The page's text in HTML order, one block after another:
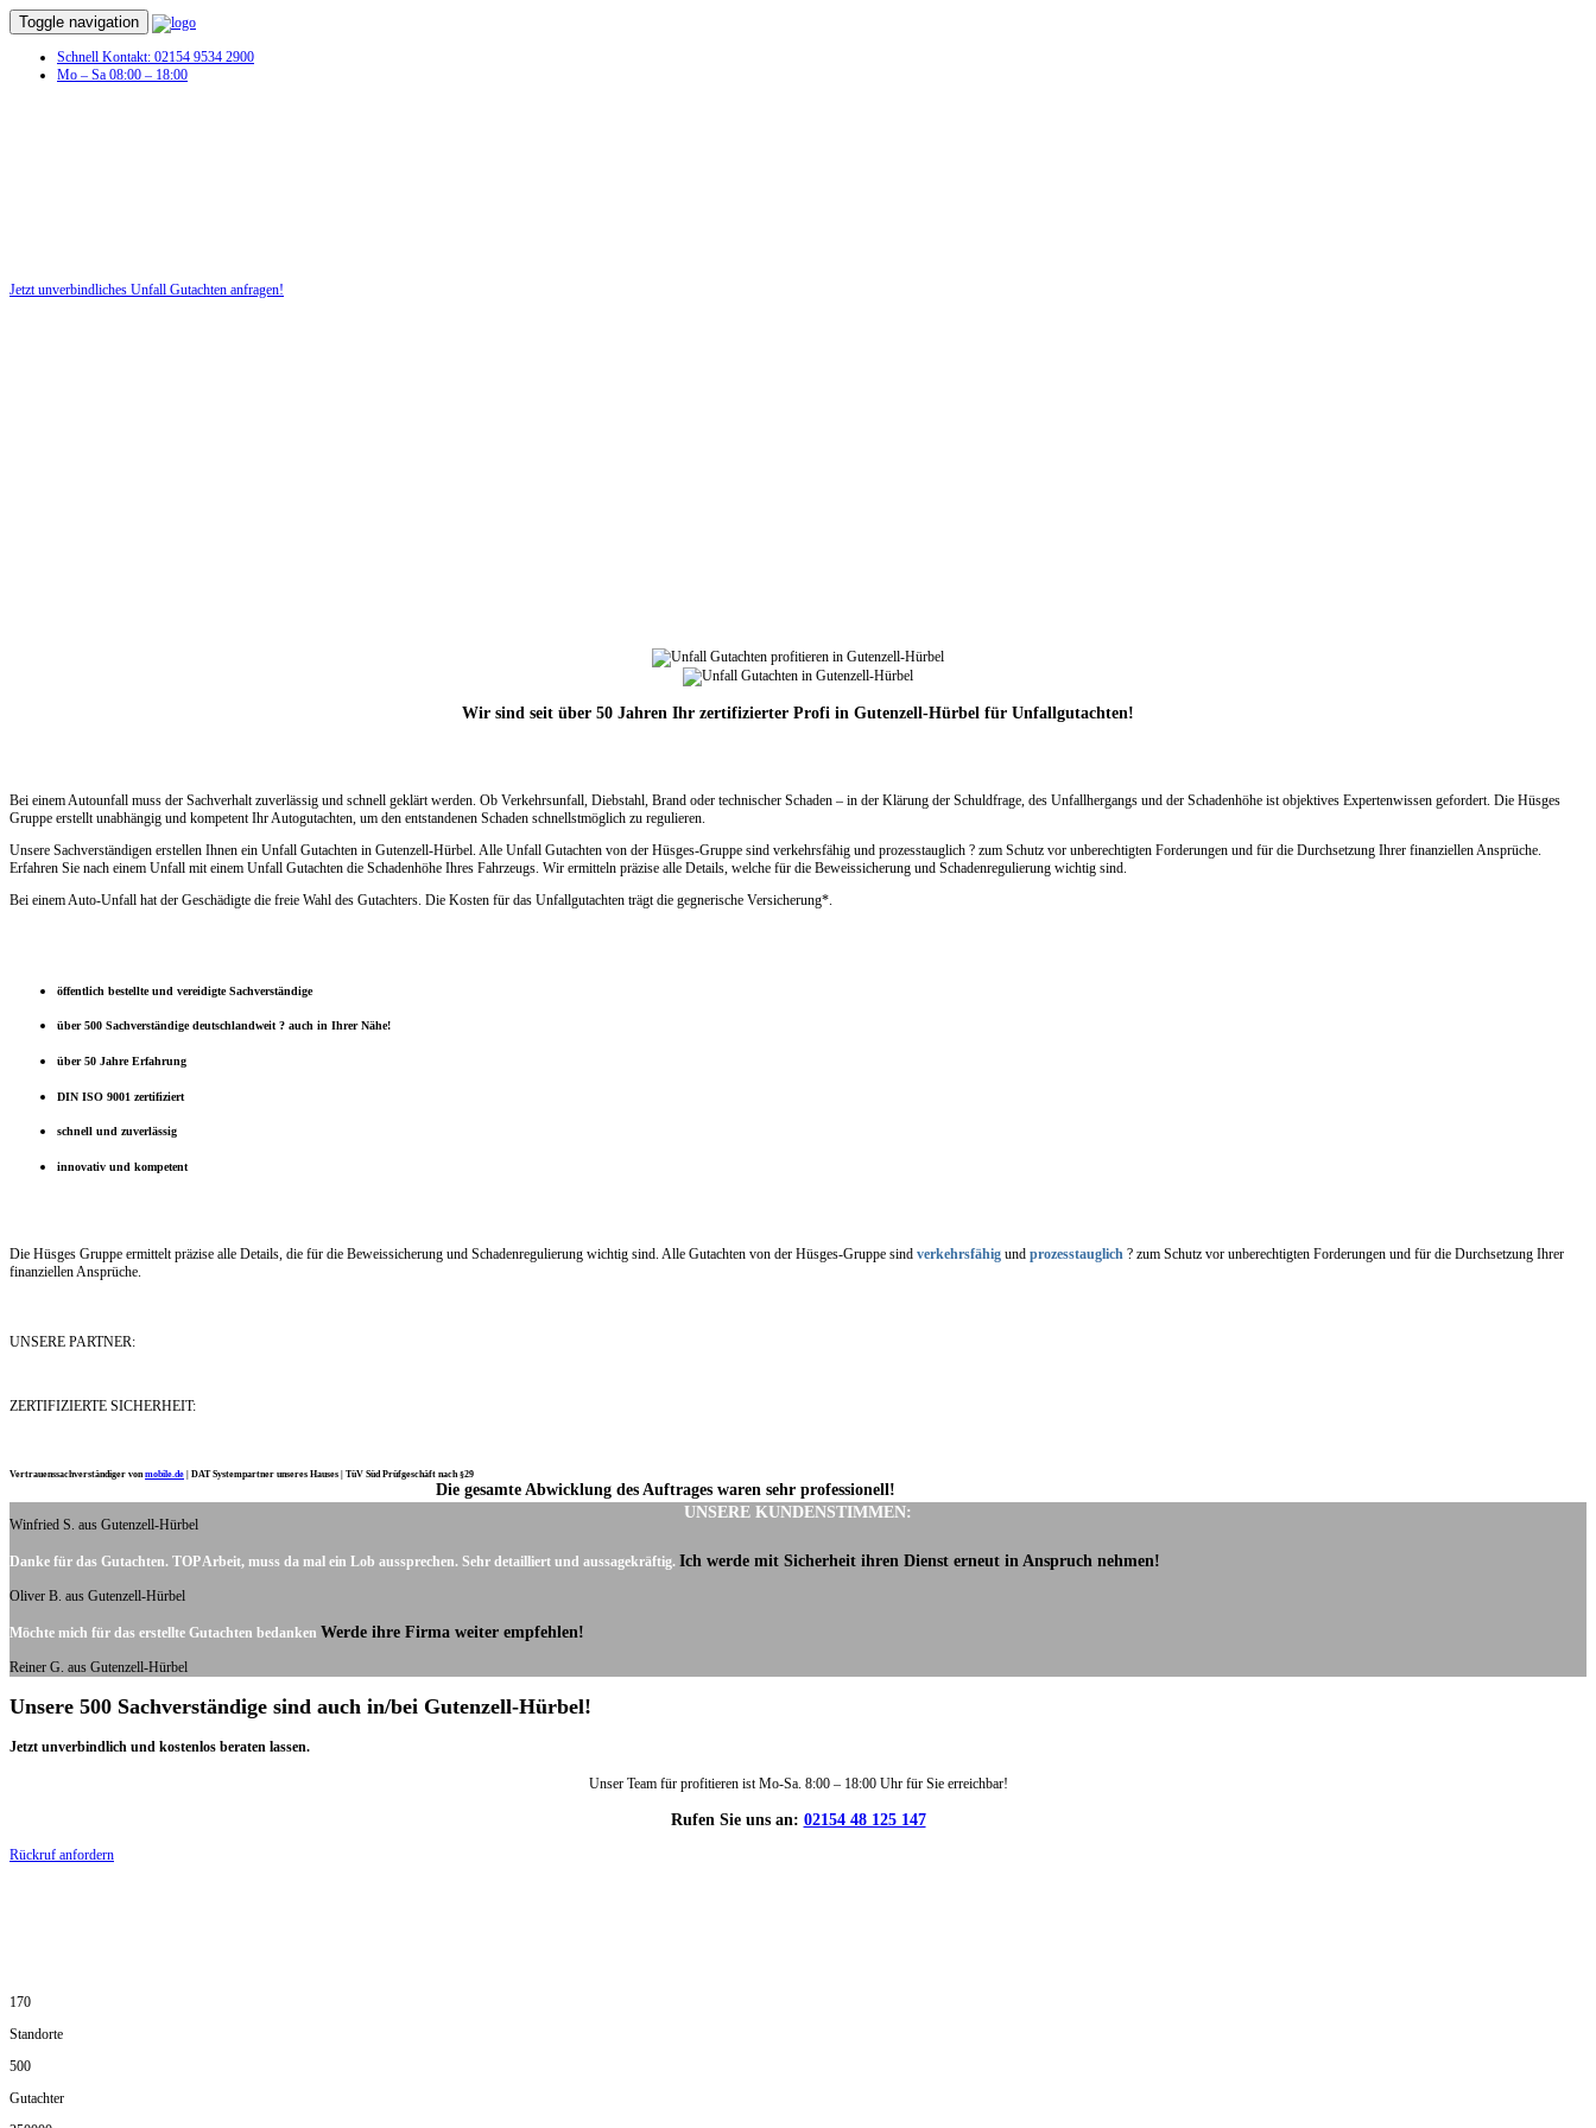
Toggle navigation
Schnell Kontakt: 02154 9534 2900
Mo – Sa 08:00 – 18:00
Jetzt unverbindliches Unfall Gutachten anfragen!
Wir sind seit über 50 Jahren Ihr zertifizierter Profi in Gutenzell-Hürbel für Unfallgutachten!
Bei einem Autounfall muss der Sachverhalt zuverlässig und schnell geklärt werden. Ob Verkehrsunfall, Diebstahl, Brand oder technischer Schaden – in der Klärung der Schuldfrage, des Unfallhergangs und der Schadenhöhe ist objektives Expertenwissen gefordert. Die Hüsges
Gruppe erstellt unabhängig und kompetent Ihr Autogutachten, um den entstandenen Schaden schnellstmöglich zu regulieren.
Unsere Sachverständigen erstellen Ihnen ein Unfall Gutachten in Gutenzell-Hürbel. Alle Unfall Gutachten von der Hüsges-Gruppe sind verkehrsfähig und prozesstauglich ? zum Schutz vor unberechtigten Forderungen und für die Durchsetzung Ihrer finanziellen Ansprüche.
Erfahren Sie nach einem Unfall mit einem Unfall Gutachten die Schadenhöhe Ihres Fahrzeugs. Wir ermitteln präzise alle Details, welche für die Beweissicherung und Schadenregulierung wichtig sind.
Bei einem Auto-Unfall hat der Geschädigte die freie Wahl des Gutachters. Die Kosten für das Unfallgutachten trägt die gegnerische Versicherung*.
öffentlich bestellte und vereidigte Sachverständige
über 500 Sachverständige deutschlandweit ? auch in Ihrer Nähe!
über 50 Jahre Erfahrung
DIN ISO 9001 zertifiziert
schnell und zuverlässig
innovativ und kompetent
Die Hüsges Gruppe ermittelt präzise alle Details, die für die Beweissicherung und Schadenregulierung wichtig sind. Alle Gutachten von der Hüsges-Gruppe sind verkehrsfähig und prozesstauglich ? zum Schutz vor unberechtigten Forderungen und für die Durchsetzung Ihrer
finanziellen Ansprüche.
UNSERE PARTNER:
ZERTIFIZIERTE SICHERHEIT:
Vertrauenssachverständiger vonmobile.de DAT Systempartner unseres Hauses | TüV Süd Prüfgeschäft nach §29
UNSERE KUNDENSTIMMEN:
Die gesamte Abwicklung des Auftrages waren sehr professionell!
Winfried S. aus Gutenzell-Hürbel
Danke für das Gutachten. TOP Arbeit, muss da mal ein Lob aussprechen. Sehr detailliert und aussagekräftig. Ich werde mit Sicherheit ihren Dienst erneut in Anspruch nehmen!
Oliver B. aus Gutenzell-Hürbel
Möchte mich für das erstellte Gutachten bedanken Werde ihre Firma weiter empfehlen!
Reiner G. aus Gutenzell-Hürbel
Unsere 500 Sachverständige sind auch in/bei Gutenzell-Hürbel!
Jetzt unverbindlich und kostenlos beraten lassen.
Unser Team für profitieren ist Mo-Sa. 8:00 – 18:00 Uhr für Sie erreichbar!
Rufen Sie uns an: 02154 48 125 147
Rückruf anfordern
170
Standorte
500
Gutachter